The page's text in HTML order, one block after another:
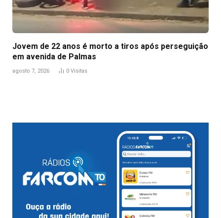
Jovem de 22 anos é morto a tiros após perseguição
em avenida de Palmas
agosto 7, 2026 0 Visitas